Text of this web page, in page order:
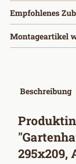
Empfohlenes
Montageartikel
Beschreibung
295x209,